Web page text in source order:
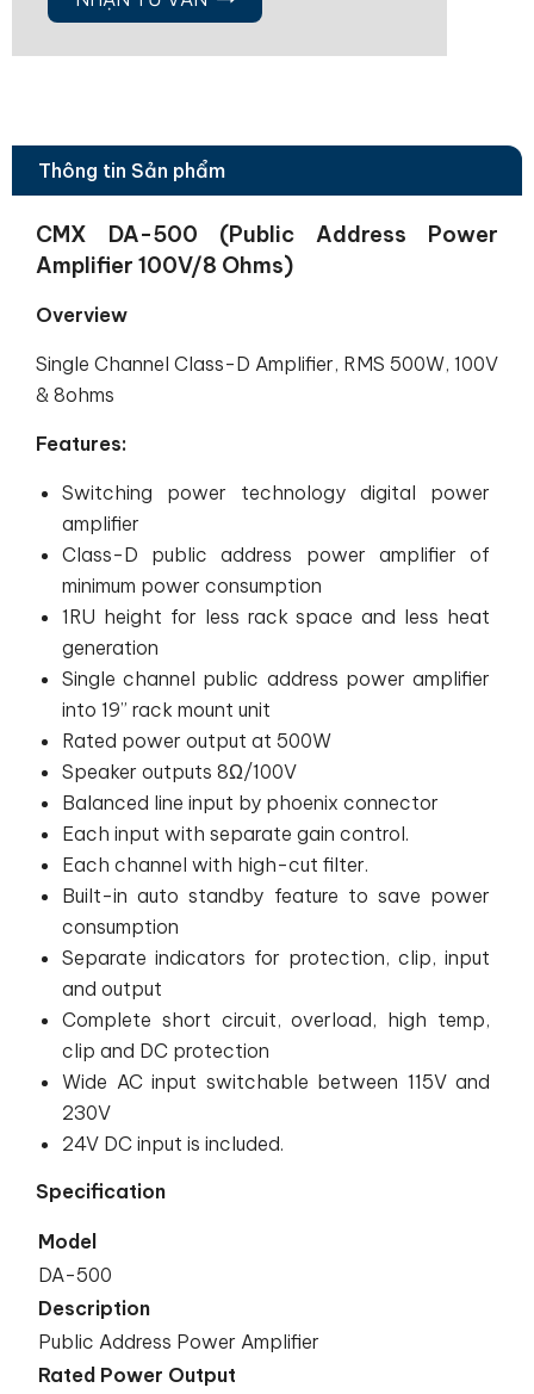
Thông tin Sản phẩm
CMX DA-500 (Public Address Power
Amplifier 100V/8 Ohms)
Overview
Single Channel Class-D Amplifier, RMS 500W, 100V
& 8ohms
Features:
Switching power technology digital power
amplifier
Class-D public address power amplifier of
minimum power consumption
1RU height for less rack space and less heat
generation
Single channel public address power amplifier
into 19” rack mount unit
Rated power output at 500W
Speaker outputs 8Ω/100V
Balanced line input by phoenix connector
Each input with separate gain control.
Each channel with high-cut filter.
Built-in auto standby feature to save power
consumption
Separate indicators for protection, clip, input
and output
Complete short circuit, overload, high temp,
clip and DC protection
Wide AC input switchable between 115V and
230V
24V DC input is included.
Specification
Model
DA-500
Description
Public Address Power Amplifier
Rated Power Output